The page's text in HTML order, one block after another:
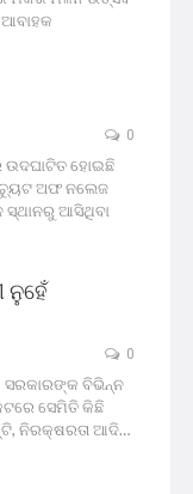
0
ଉଦଘାଟିତ ହୋଇଛି
ଅଫ ନଲେଜ
ଆସିଥିବା
0
ସରକାରଙ୍କ ବିଭିନ୍ନ
ସେମିତି କିଛି
ନିରକ୍ଷରତା ଆଦି…